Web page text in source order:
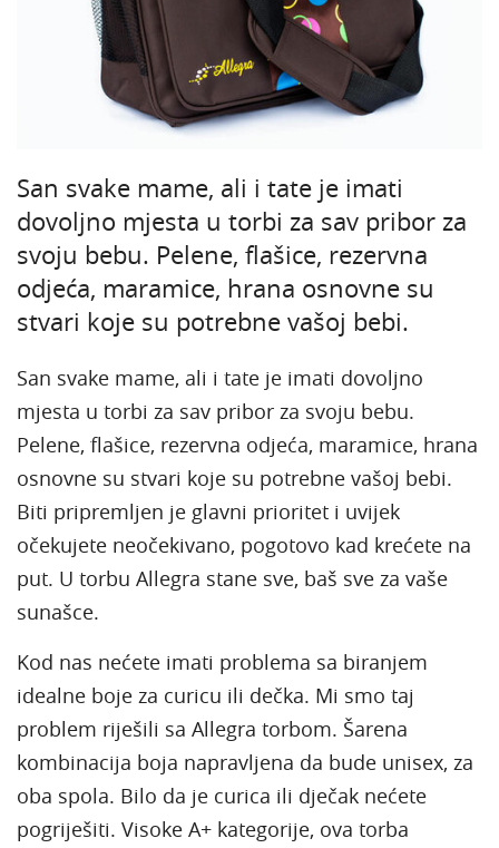
San svake mame, ali i tate je imati
dovoljno mjesta u torbi za sav pribor za
svoju bebu. Pelene, flašice, rezervna
odjeća, maramice, hrana osnovne su
stvari koje su potrebne vašoj bebi.
San svake mame, ali i tate je imati dovoljno
mjesta u torbi za sav pribor za svoju bebu.
Pelene, flašice, rezervna odjeća, maramice, hrana
osnovne su stvari koje su potrebne vašoj bebi.
Biti pripremljen je glavni prioritet i uvijek
očekujete neočekivano, pogotovo kad krećete na
put. U torbu Allegra stane sve, baš sve za vaše
sunašce.
Kod nas nećete imati problema sa biranjem
idealne boje za curicu ili dečka. Mi smo taj
problem riješili sa Allegra torbom. Šarena
kombinacija boja napravljena da bude unisex, za
oba spola. Bilo da je curica ili dječak nećete
pogriješiti. Visoke A+ kategorije, ova torba